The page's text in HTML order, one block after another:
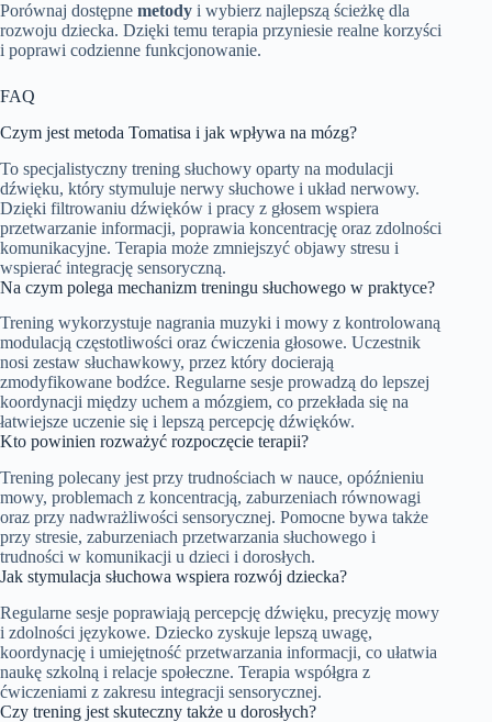
Porównaj dostępne metody i wybierz najlepszą ścieżkę dla
rozwoju dziecka. Dzięki temu terapia przyniesie realne korzyści
i poprawi codzienne funkcjonowanie.
FAQ
Czym jest metoda Tomatisa i jak wpływa na mózg?
To specjalistyczny trening słuchowy oparty na modulacji
dźwięku, który stymuluje nerwy słuchowe i układ nerwowy.
Dzięki filtrowaniu dźwięków i pracy z głosem wspiera
przetwarzanie informacji, poprawia koncentrację oraz zdolności
komunikacyjne. Terapia może zmniejszyć objawy stresu i
wspierać integrację sensoryczną.
Na czym polega mechanizm treningu słuchowego w praktyce?
Trening wykorzystuje nagrania muzyki i mowy z kontrolowaną
modulacją częstotliwości oraz ćwiczenia głosowe. Uczestnik
nosi zestaw słuchawkowy, przez który docierają
zmodyfikowane bodźce. Regularne sesje prowadzą do lepszej
koordynacji między uchem a mózgiem, co przekłada się na
łatwiejsze uczenie się i lepszą percepcję dźwięków.
Kto powinien rozważyć rozpoczęcie terapii?
Trening polecany jest przy trudnościach w nauce, opóźnieniu
mowy, problemach z koncentracją, zaburzeniach równowagi
oraz przy nadwrażliwości sensorycznej. Pomocne bywa także
przy stresie, zaburzeniach przetwarzania słuchowego i
trudności w komunikacji u dzieci i dorosłych.
Jak stymulacja słuchowa wspiera rozwój dziecka?
Regularne sesje poprawiają percepcję dźwięku, precyzję mowy
i zdolności językowe. Dziecko zyskuje lepszą uwagę,
koordynację i umiejętność przetwarzania informacji, co ułatwia
naukę szkolną i relacje społeczne. Terapia współgra z
ćwiczeniami z zakresu integracji sensorycznej.
Czy trening jest skuteczny także u dorosłych?